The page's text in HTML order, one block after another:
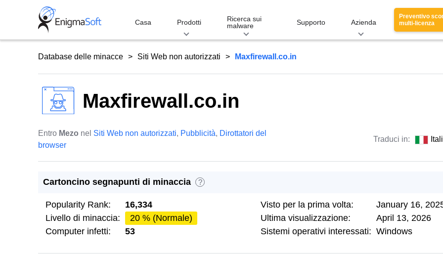
Casa Prodotti
Ricerca sui
malware
Supporto Azienda
Preventivo
multi-licenza
Database delle minacce Siti Web non autorizzati Maxfirewall.co.in
Maxfirewall.co.in
Entro Mezo nel Siti Web non autorizzati, Pubblicità, Dirottatori del
browser
Traduci in:
Cartoncino segnapunti di minaccia ?
Popularity Rank:
16,334
Livello di minaccia:
20 % (Normale)
Computer infetti:
53
Visto per la prima volta:
January 16,
Ultima visualizzazione:
April 13, 2026
Sistemi operativi interessati: Windows